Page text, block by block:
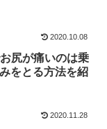
2020.10.08
尻が痛いのは乗
をとる方法を紹
2020.11.28